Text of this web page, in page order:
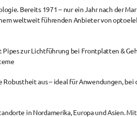
. Bereits 1971 – nur ein Jahr nach der
weltweit führenden Anbieter von
Pipes zur Lichtführung bei Frontplatten &
Robustheit aus – ideal für Anwendungen,
in Nordamerika, Europa und Asien.